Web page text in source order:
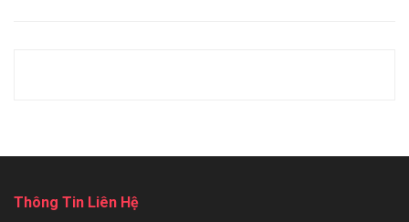
Thông Tin Liên Hệ